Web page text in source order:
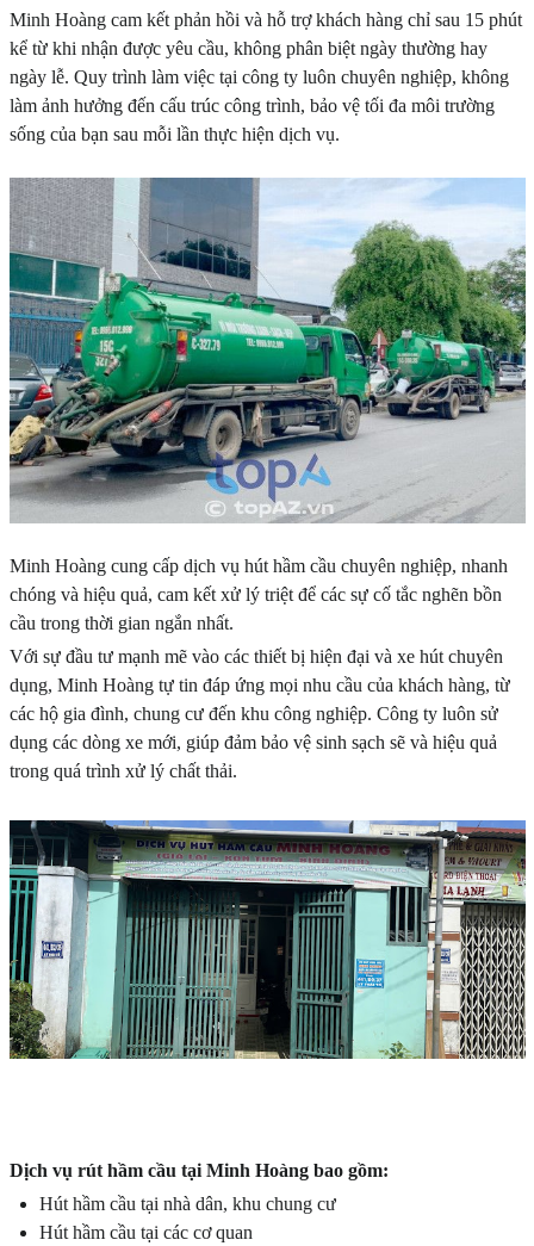
Minh Hoàng cam kết phản hồi và hỗ trợ khách hàng chỉ sau 15 phút
kể từ khi nhận được yêu cầu, không phân biệt ngày thường hay
ngày lễ. Quy trình làm việc tại công ty luôn chuyên nghiệp, không
làm ảnh hưởng đến cấu trúc công trình, bảo vệ tối đa môi trường
sống của bạn sau mỗi lần thực hiện dịch vụ.
Minh Hoàng cung cấp dịch vụ hút hầm cầu chuyên nghiệp, nhanh
chóng và hiệu quả, cam kết xử lý triệt để các sự cố tắc nghẽn bồn
cầu trong thời gian ngắn nhất.
Với sự đầu tư mạnh mẽ vào các thiết bị hiện đại và xe hút chuyên
dụng, Minh Hoàng tự tin đáp ứng mọi nhu cầu của khách hàng, từ
các hộ gia đình, chung cư đến khu công nghiệp. Công ty luôn sử
dụng các dòng xe mới, giúp đảm bảo vệ sinh sạch sẽ và hiệu quả
trong quá trình xử lý chất thải.
Dịch vụ rút hầm cầu tại Minh Hoàng bao gồm:
Hút hầm cầu tại nhà dân, khu chung cư
Hút hầm cầu tại các cơ quan